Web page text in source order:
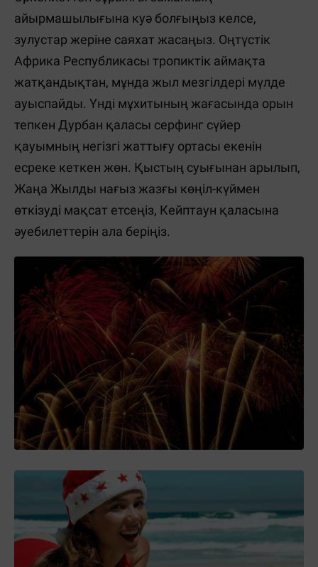
айырмашылығына куә болғыңыз келсе,
зулустар жеріне саяхат жасаңыз. Оңтүстік
Африка Республикасы тропиктік аймақта
жатқандықтан, мұнда жыл мезгілдері мүлде
ауыспайды. Үнді мұхитының жағасында орын
тепкен Дурбан қаласы серфинг сүйер
қауымның негізгі жаттығу ортасы екенін
есреке кеткен жөн. Қыстың суығынан арылып,
Жаңа Жылды нағыз жазғы көңіл-күймен
өткізуді мақсат етсеңіз, Кейптаун қаласына
әуебилеттерін ала беріңіз.